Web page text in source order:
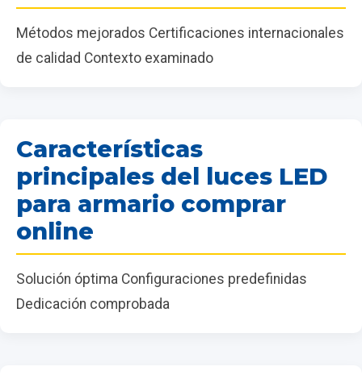
Métodos mejorados Certificaciones internacionales
de calidad Contexto examinado
Características
principales del luces LED
para armario comprar
online
Solución óptima Configuraciones predefinidas
Dedicación comprobada